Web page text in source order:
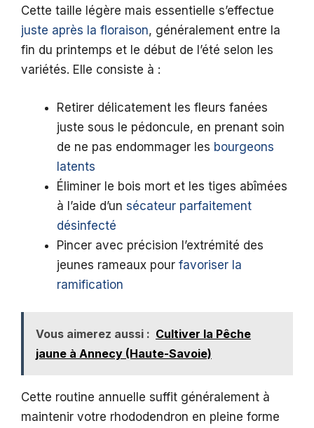
Cette taille légère mais essentielle s’effectue
juste après la floraison, généralement entre la
fin du printemps et le début de l’été selon les
variétés. Elle consiste à :
Retirer délicatement les fleurs fanées
juste sous le pédoncule, en prenant soin
de ne pas endommager les bourgeons
latents
Éliminer le bois mort et les tiges abîmées
à l’aide d’un sécateur parfaitement
désinfecté
Pincer avec précision l’extrémité des
jeunes rameaux pour favoriser la
ramification
Vous aimerez aussi : Cultiver la Pêche
jaune à Annecy (Haute-Savoie)
Cette routine annuelle suffit généralement à
maintenir votre rhododendron en pleine forme